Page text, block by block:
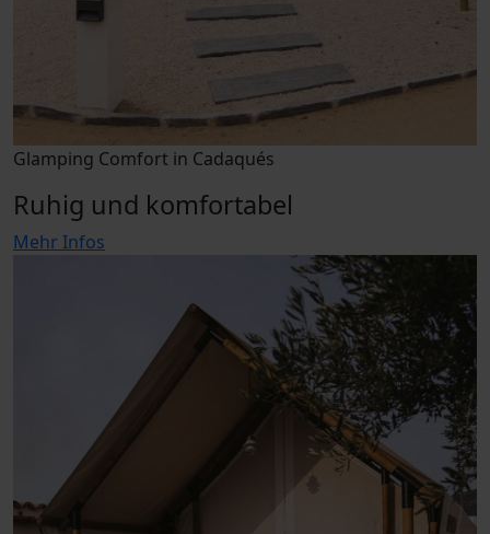
Glamping Comfort in Cadaqués
Ruhig und komfortabel
Mehr Infos